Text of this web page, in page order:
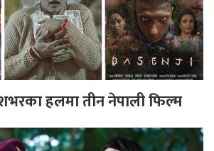
हलमा तीन नेपाली फिल्म